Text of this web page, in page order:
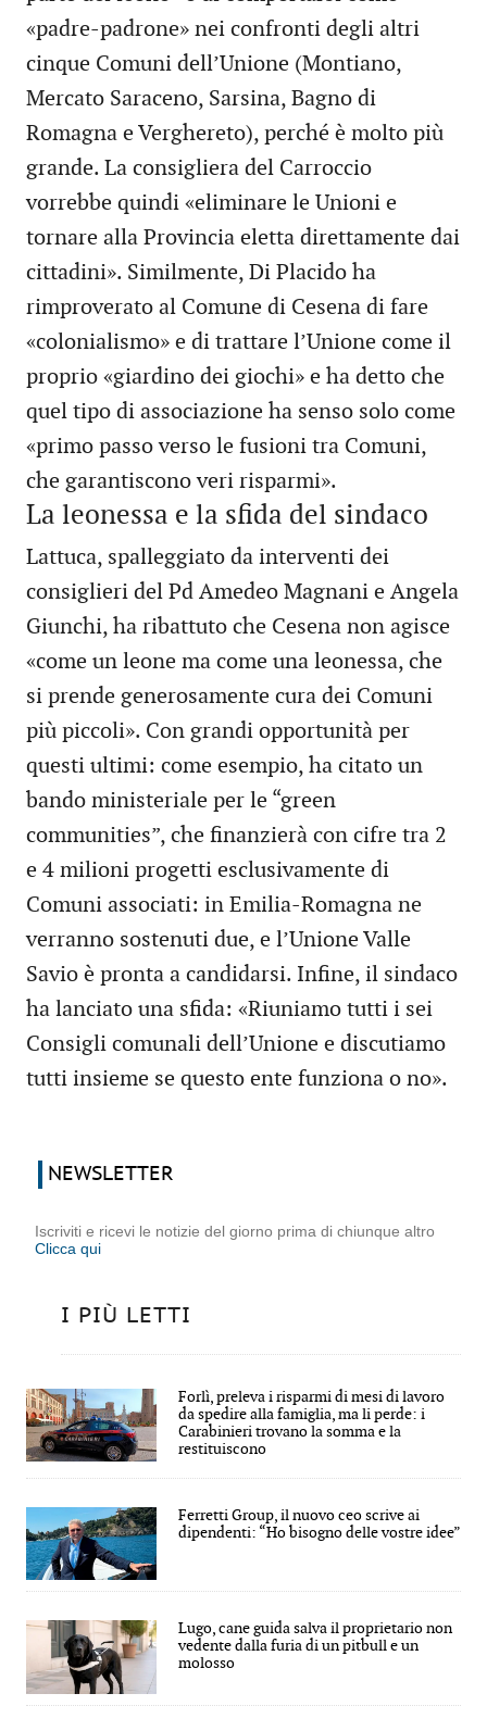
«padre-padrone» nei confronti degli altri
cinque Comuni dell’Unione (Montiano,
Mercato Saraceno, Sarsina, Bagno di
Romagna e Verghereto), perché è molto più
grande. La consigliera del Carroccio
vorrebbe quindi «eliminare le Unioni e
tornare alla Provincia eletta direttamente dai
cittadini». Similmente, Di Placido ha
rimproverato al Comune di Cesena di fare
«colonialismo» e di trattare l’Unione come il
proprio «giardino dei giochi» e ha detto che
quel tipo di associazione ha senso solo come
«primo passo verso le fusioni tra Comuni,
che garantiscono veri risparmi».
La leonessa e la sfida del sindaco
Lattuca, spalleggiato da interventi dei
consiglieri del Pd Amedeo Magnani e Angela
Giunchi, ha ribattuto che Cesena non agisce
«come un leone ma come una leonessa, che
si prende generosamente cura dei Comuni
più piccoli». Con grandi opportunità per
questi ultimi: come esempio, ha citato un
bando ministeriale per le “green
communities”, che finanzierà con cifre tra 2
e 4 milioni progetti esclusivamente di
Comuni associati: in Emilia-Romagna ne
verranno sostenuti due, e l’Unione Valle
Savio è pronta a candidarsi. Infine, il sindaco
ha lanciato una sfida: «Riuniamo tutti i sei
Consigli comunali dell’Unione e discutiamo
tutti insieme se questo ente funziona o no».
NEWSLETTER
Iscriviti e ricevi le notizie del giorno prima di chiunque altro
Clicca qui
I PIÙ LETTI
Forlì, preleva i risparmi di mesi di lavoro
da spedire alla famiglia, ma li perde: i
Carabinieri trovano la somma e la
restituiscono
Ferretti Group, il nuovo ceo scrive ai
dipendenti: “Ho bisogno delle vostre idee”
Lugo, cane guida salva il proprietario non
vedente dalla furia di un pitbull e un
molosso